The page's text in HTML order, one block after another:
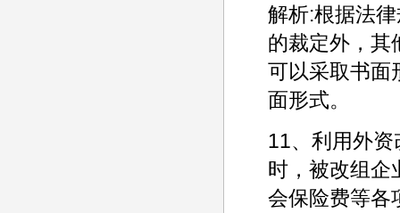
解析:根据法
的裁定外，其
可以采取书面
面形式。
11、利用外
时，被改组企
会保险费等各